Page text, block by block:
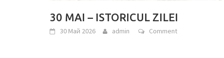
30 MAI – ISTORICUL ZILEI
30 Май 2026 admin Comment